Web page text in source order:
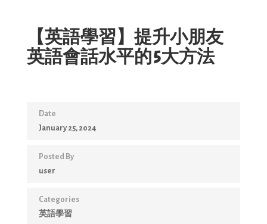
【英語學習】提升小朋友
英語會話水平的5大方法
Date
January 25, 2024
Posted By
user
Categories
英語學習